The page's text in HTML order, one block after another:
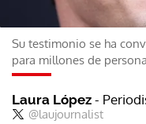
Su testimonio se ha
para millones de
Laura López -
@laujournalist